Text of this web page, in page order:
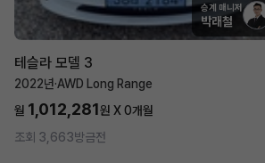
승계 매니저
박래철
테슬라 모델 3
2022년·AWD Long Range
월 1,012,281원 X0개월
조회 3,663방금전